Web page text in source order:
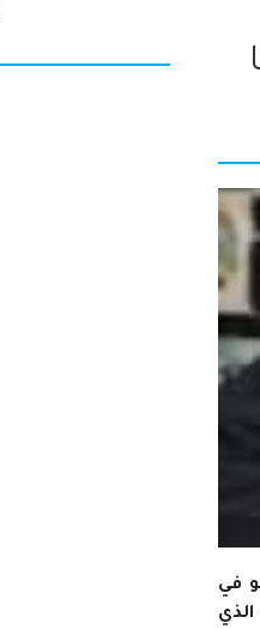
في